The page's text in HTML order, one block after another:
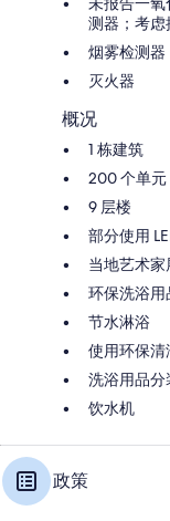
测器；考虑
烟雾检测器
灭火器
概况
1 栋建筑
200 个单元
9 层楼
部分使用
当地艺术家
环保洗浴用
节水淋浴
使用环保清
洗浴用品分
饮水机
政策